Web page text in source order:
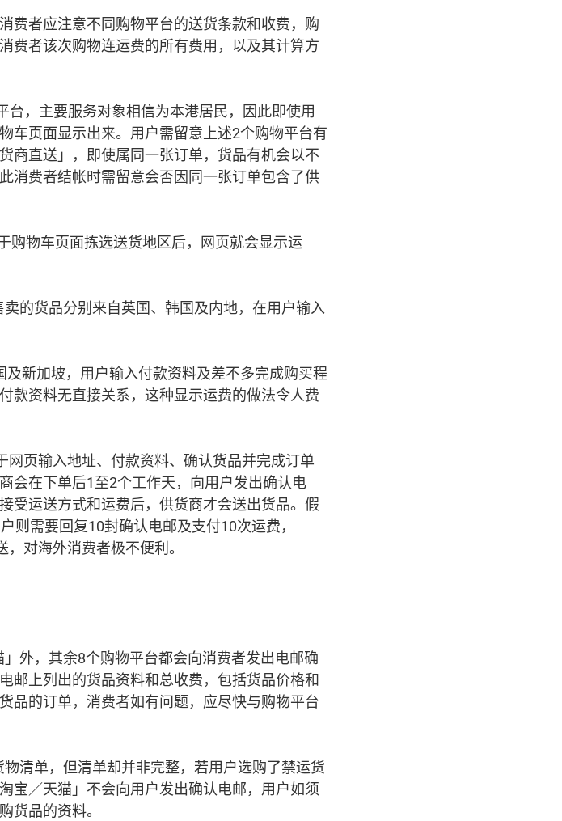
费者应注意不同购物平台的送货条款和收费，购
费者该次购物连运费的所有费用，以及其计算方
台，主要服务对象相信为本港居民，因此即使用
车页面显示出来。用户需留意上述2个购物平台有
商直送」，即使属同一张订单，货品有机会以不
消费者结帐时需留意会否因同一张订单包含了供
购物车页面拣选送货地区后，网页就会显示运
卖的货品分别来自英国、韩国及内地，在用户输入
及新加坡，用户输入付款资料及差不多完成购买程
款资料无直接关系，这种显示运费的做法令人费
网页输入地址、付款资料、确认货品并完成订单
会在下单后1至2个工作天，向用户发出确认电
受运送方式和运费后，供货商才会送出货品。假
则需要回复10封确认电邮及支付10次运费，
对海外消费者极不便利。
外，其余8个购物平台都会向消费者发出电邮确
邮上列出的货品资料和总收费，包括货品价格和
品的订单，消费者如有问题，应尽快与购物平台
清单，但清单却并非完整，若用户选购了禁运货
宝／天猫」不会向用户发出确认电邮，用户如须
货品的资料。